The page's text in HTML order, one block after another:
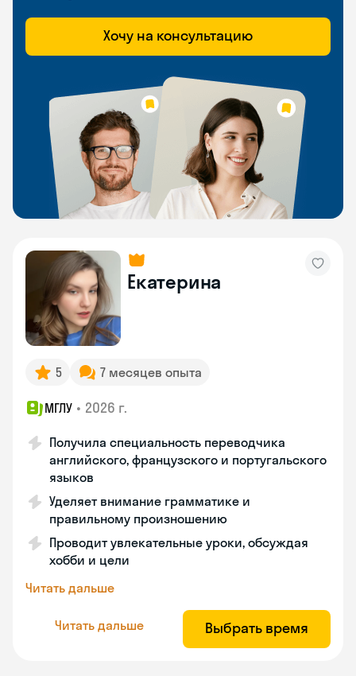
Хочу на консультацию
Екатерина
5 7 месяцев опыта
МГЛУ • 2026 г.
Получила специальность переводчика
английского, французского и португальского
языков
Уделяет внимание грамматике и
правильному произношению
Проводит увлекательные уроки, обсуждая
хобби и цели
Читать дальше
Читать дальше Выбрать время